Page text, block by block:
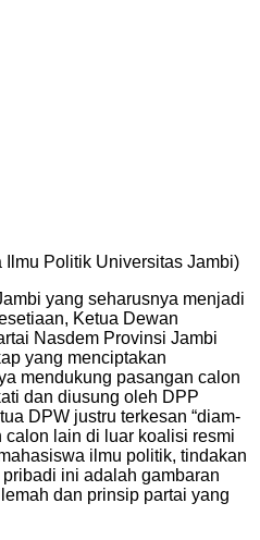
Ilmu Politik Universitas Jambi)
yang seharusnya menjadi
Ketua Dewan
Nasdem Provinsi Jambi
yang menciptakan
mendukung pasangan calon
dan diusung oleh DPP
DPW justru terkesan “diam-
calon lain di luar koalisi resmi
ilmu politik, tindakan
ini adalah gambaran
dan prinsip partai yang